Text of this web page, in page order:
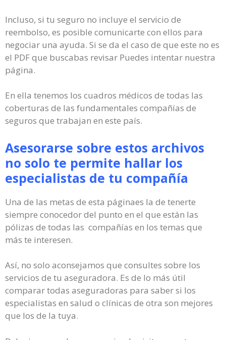
Incluso, si tu seguro no incluye el servicio de
reembolso, es posible comunicarte con ellos para
negociar una ayuda. Si se da el caso de que este no es
el PDF que buscabas revisar Puedes intentar nuestra
página.
En ella tenemos los cuadros médicos de todas las
coberturas de las fundamentales compañías de
seguros que trabajan en este país.
Asesorarse sobre estos archivos
no solo te permite hallar los
especialistas de tu compañía
Una de las metas de esta páginaes la de tenerte
siempre conocedor del punto en el que están las
pólizas de todas las compañías en los temas que
más te interesen.
Así, no solo aconsejamos que consultes sobre los
servicios de tu aseguradora. Es de lo más útil
comparar todas aseguradoras para saber si los
especialistas en salud o clínicas de otra son mejores
que los de la tuya.